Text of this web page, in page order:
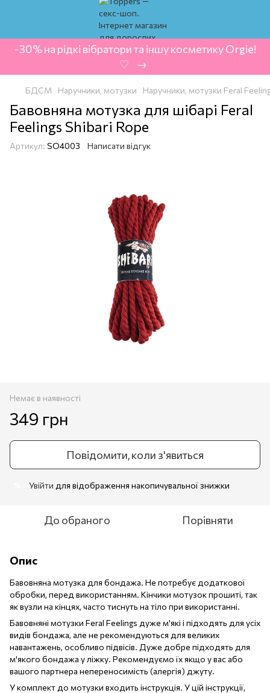
-30% на рідкі вібратори та іншу косметику Orgie!
‍ ♡ ‍ → ‍
БДСМ Наручники, мотузки Наручники, мотузки Feral
Бавовняна мотузка для шібарі Feral
Feelings Shibari Rope
Артикул: SO4003 Написати відгук
Немає в наявності
349 грн
Повідомити, коли з'явиться
Увійти для відображення накопичувальної знижки
До обраного Порівняти
Опис
Бавовняна мотузка для бондажа. Не потребує додаткової
обробки, перед використанням. Кінчики мотузок прошиті, так
як вузли на кінцях, часто тиснуть на тіло при використанні.
Бавовняні мотузки Feral Feelings дуже м'які і підходять для усіх
видів бондажа, але не рекомендуються для великих
навантажень, особливо підвісів. Дуже добре підходять для
м'якого бондажа у ліжку. Рекомендуємо їх якщо у вас або
вашого партнера непереносимість (алергія) джуту.
У комплект до мотузки входить інструкція. У цій інструкції,